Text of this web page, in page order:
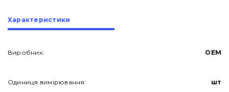
Про нас
Контакти
Вакансії
Характеристики
Виробник: OEM
Одиниця вимірювання: шт